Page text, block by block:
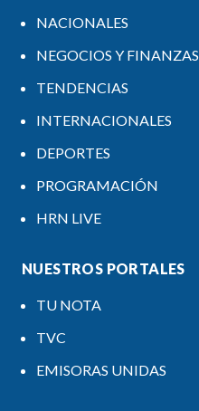
NACIONALES
NEGOCIOS Y FINANZAS
TENDENCIAS
INTERNACIONALES
DEPORTES
PROGRAMACIÓN
HRN LIVE
NUESTROS PORTALES
TU NOTA
TVC
EMISORAS UNIDAS